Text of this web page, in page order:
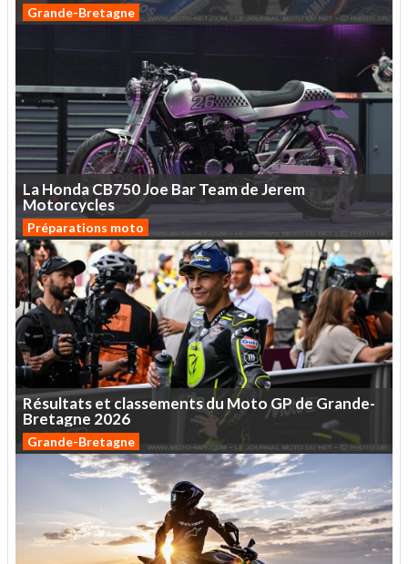
Grande-Bretagne
LaHondaCB750JoeBarTeamdeJerem
Motorcycles
Préparations moto
Résultatset classementsdu MotoGP de Grande-
Bretagne 2026
Grande-Bretagne